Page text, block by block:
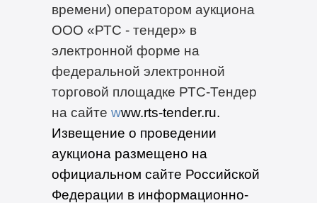
времени) оператором аукциона
ООО «РТС - тендер» в
электронной форме на
федеральной электронной
торговой площадке РТС-Тендер
на сайте www.rts-tender.ru.
Извещение о проведении
аукциона размещено на
официальном сайте Российской
Федерации в информационно-